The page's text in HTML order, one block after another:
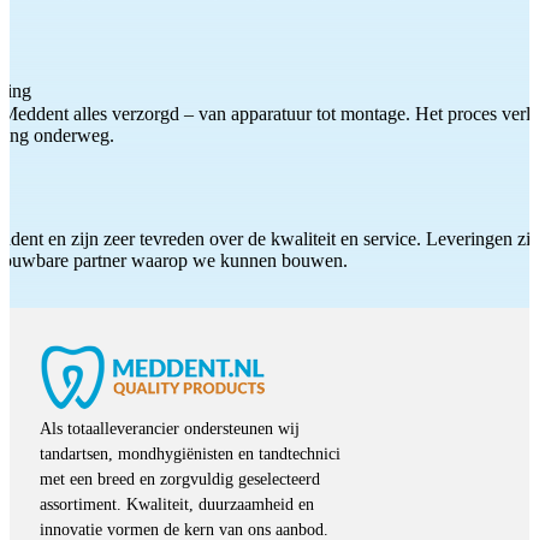
alles verzorgd – van apparatuur tot montage. Het proces
onderweg.
en zijn zeer tevreden over de kwaliteit en service. Leveringen
partner waarop we kunnen bouwen.
Als totaalleverancier ondersteunen wij
tandartsen, mondhygiënisten en tandtechnici
met een breed en zorgvuldig geselecteerd
assortiment. Kwaliteit, duurzaamheid en
innovatie vormen de kern van ons aanbod.